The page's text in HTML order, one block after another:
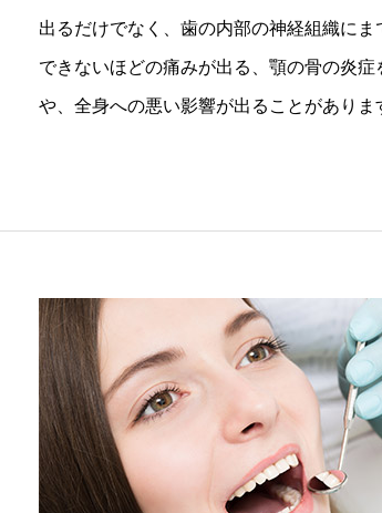
出るだけでなく、歯の内部の神経組織にま
できないほどの痛みが出る、顎の骨の炎症
や、全身への悪い影響が出ることがありま